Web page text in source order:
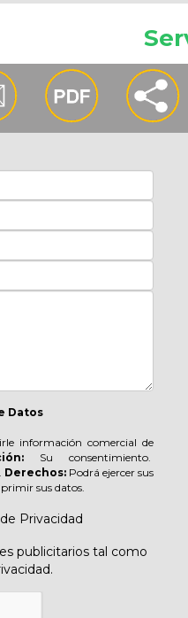
Datos
información comercial de
Su consentimiento.
Derechos:Podrá ejercer sus
sus datos.
Privacidad
publicitarios tal como